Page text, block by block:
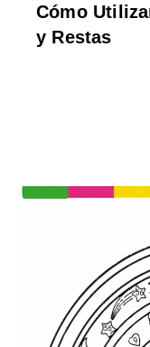
Cómo
y Restas